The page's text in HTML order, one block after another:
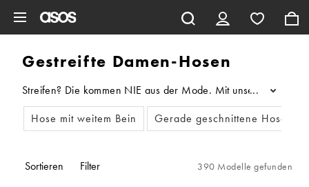
Gestreifte Damen-Hosen
Streifen? Die kommen NIE aus der Mode. Mit unserer
...
Hose mit weitem Bein
Gerade geschnittene Hose
Sortieren Filter 390 Modelle gefunden